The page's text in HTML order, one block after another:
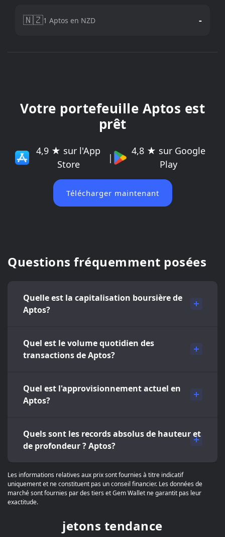
🇳🇿1 Aptos en NZD -
Votre portefeuille Aptos est
prêt
4,9 ★ sur l'App
Store
|
4,8 ★ sur Google
Play
Télécharger maintenant
Questions fréquemment posées
Quelle est la capitalisation boursière de
Aptos?
Quel est le volume quotidien des
transactions de Aptos?
Quel est l'approvisionnement actuel en
Aptos?
Quels sont les records absolus de hauteur et
de profondeur ? Aptos?
Les informations relatives aux prix sont fournies à titre indicatif
uniquement et ne constituent pas un conseil financier. Les données de
marché sont fournies par des tiers et Gem Wallet ne garantit pas leur
exactitude.
jetons tendance